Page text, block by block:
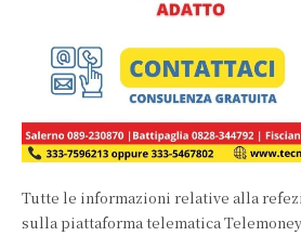
Tutte le informazioni relative alla
sulla piattaforma telematica